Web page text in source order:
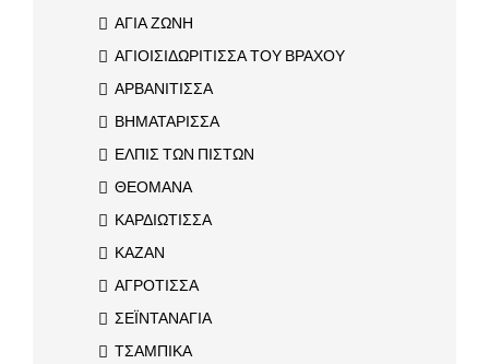
ΑΓΙΑ ΖΩΝΗ
ΑΓΙΟΙΣΙΔΩΡΙΤΙΣΣΑ ΤΟΥ ΒΡΑΧΟΥ
ΑΡΒΑΝΙΤΙΣΣΑ
ΒΗΜΑΤΑΡΙΣΣΑ
ΕΛΠΙΣ ΤΩΝ ΠΙΣΤΩΝ
ΘΕΟΜΑΝΑ
ΚΑΡΔΙΩΤΙΣΣΑ
ΚΑΖΑΝ
ΑΓΡΟΤΙΣΣΑ
ΣΕΪΝΤΑΝΑΓΙΑ
ΤΣΑΜΠΙΚΑ